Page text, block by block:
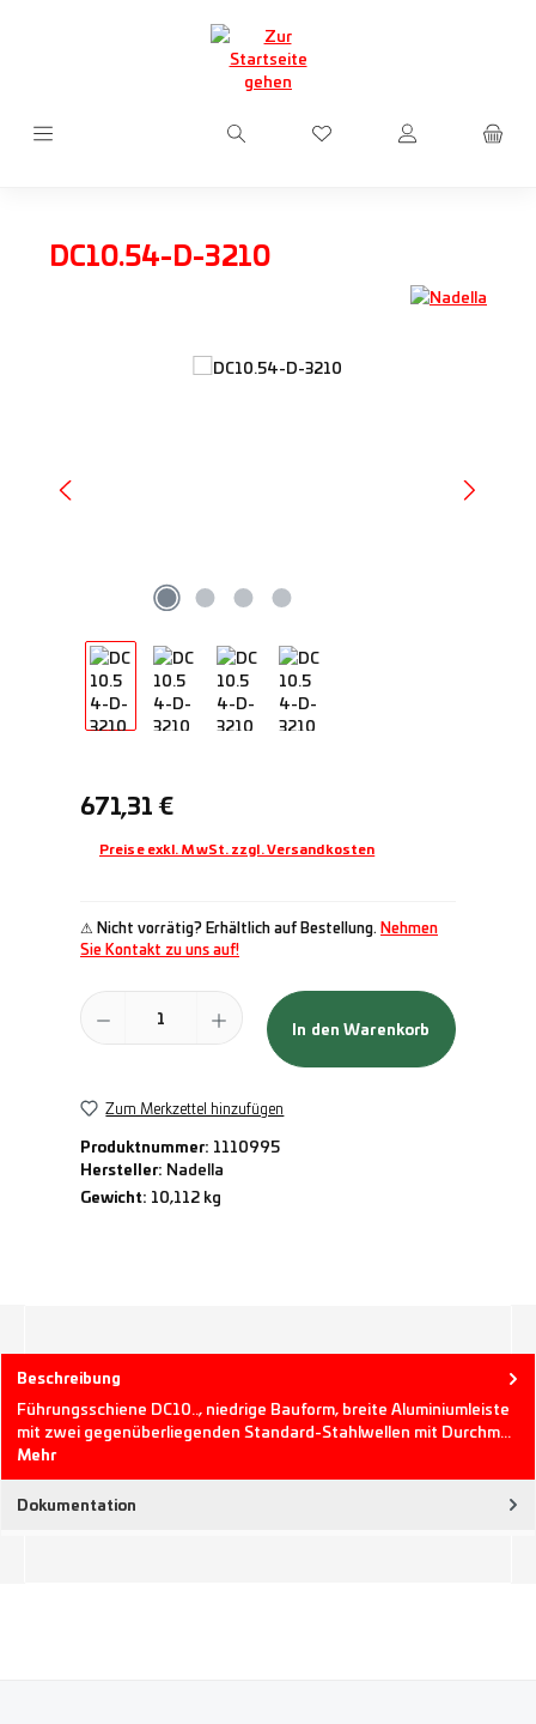
Du hast 0 Produkte auf
DC10.54-D-3210
Bildergalerie überspringen
Regulärer Preis:
671,31 €
Preise exkl. MwSt. zzgl. Versandkosten
⚠ Nicht vorrätig? Erhältlich auf Bestellung. Nehmen
Sie Kontakt zu uns auf!
Produkt Anzahl: Gib den gewünschten Wert ein oder benutze die
In den Warenkorb
Zum Merkzettel hinzufügen
Produktnummer: 1110995
Hersteller: Nadella
Gewicht: 10,112 kg
Beschreibung
Führungsschiene DC10.., niedrige Bauform, breite Aluminiumleiste
mit zwei gegenüberliegenden Standard-Stahlwellen mit Durchm…
Mehr
Dokumentation